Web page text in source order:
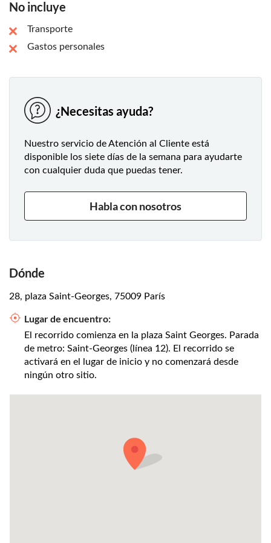
geolocalización integrado te ayudará a regresar al camino
correcto!
El recorrido finaliza en el emblemático Moulin Rouge, en el
No incluye
Transporte
Gastos personales
¿Necesitas ayuda?
Nuestro servicio de Atención al Cliente está
disponible los siete días de la semana para ayudarte
con cualquier duda que puedas tener.
Habla con nosotros
Dónde
28, plaza Saint-Georges, 75009 París
Lugar de encuentro:
El recorrido comienza en la plaza Saint Georges. Parada
de metro: Saint-Georges (línea 12). El recorrido se
activará en el lugar de inicio y no comenzará desde
ningún otro sitio.